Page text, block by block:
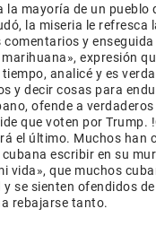
la mayoría de un
la miseria le refresca
comentarios y
expresión
analicé y es
y decir cosas para
ofende a
que voten por Trump.
el último. Muchos han
escribir en su
vida», que muchos
se sienten ofendidos
rebajarse tanto.